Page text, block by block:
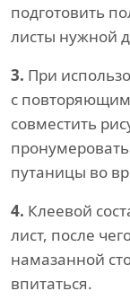
подготовить
листы нужной
3. При
с
совместить
путаницы во
4. Клеевой
лист, после
намазанной
впитаться.